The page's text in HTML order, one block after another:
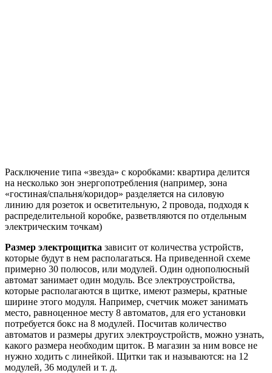
Расключение типа «звезда» с коробками: квартира делится
на несколько зон энергопотребления (например, зона
«гостиная/спальня/коридор» разделяется на силовую
линию для розеток и осветительную, 2 провода, подходя к
распределительной коробке, разветвляются по отдельным
электрическим точкам)
Размер электрощитка зависит от количества устройств,
которые будут в нем располагаться. На приведенной схеме
примерно 30 полюсов, или модулей. Один однополюсный
автомат занимает один модуль. Все электроустройства,
которые располагаются в щитке, имеют размеры, кратные
ширине этого модуля. Например, счетчик может занимать
место, равноценное месту 8 автоматов, для его установки
потребуется бокс на 8 модулей. Посчитав количество
автоматов и размеры других электроустройств, можно узнать,
какого размера необходим щиток. В магазин за ним вовсе не
нужно ходить с линейкой. Щитки так и называются: на 12
модулей, 36 модулей и т. д.